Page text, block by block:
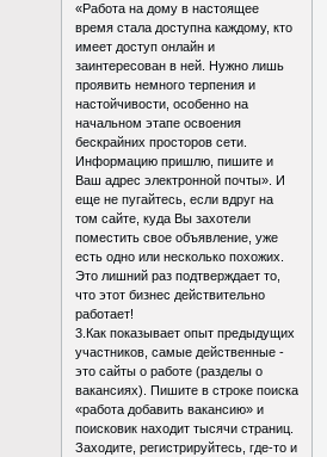
«Работа на дому в настоящее
время стала доступна каждому, кто
имеет доступ онлайн и
заинтересован в ней. Нужно лишь
проявить немного терпения и
настойчивости, особенно на
начальном этапе освоения
бескрайних просторов сети.
Информацию пришлю, пишите и
Ваш адрес электронной почты». И
еще не пугайтесь, если вдруг на
том сайте, куда Вы захотели
поместить свое объявление, уже
есть одно или несколько похожих.
Это лишний раз подтверждает то,
что этот бизнес действительно
работает!
3.Как показывает опыт предыдущих
участников, самые действенные -
это сайты о работе (разделы о
вакансиях). Пишите в строке поиска
«работа добавить вакансию» и
поисковик находит тысячи страниц.
Заходите, регистрируйтесь, где-то и